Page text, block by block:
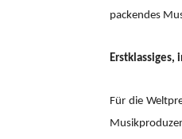
packendes
Erstklassiges,
Für die